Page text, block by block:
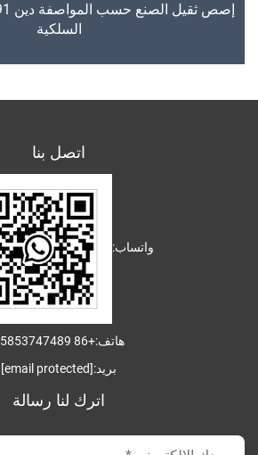
السلكية
اتصل بنا
واتساب:
هاتف:+86 15853747489
بريد:[email protected]
اترك لنا رسالة